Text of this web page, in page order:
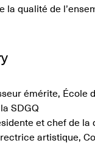
la qualité de
émérite, École
SDGQ
et chef de
artistique,